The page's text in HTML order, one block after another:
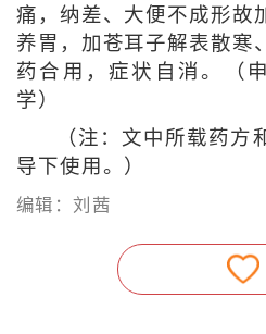
痛，纳差、大便不成形故
养胃，加苍耳子解表散寒
药合用，症状自消。（
学）
（注：文中所载药方
导下使用。）
编辑：刘茜